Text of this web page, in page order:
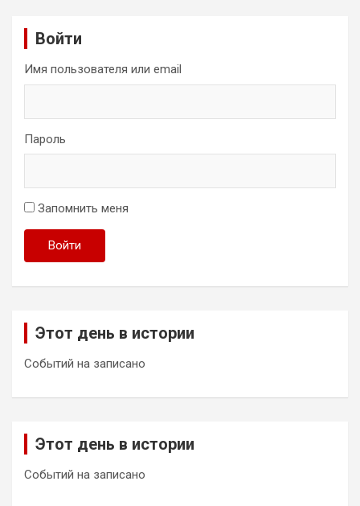
Войти
Имя пользователя или email
Пароль
Запомнить меня
Войти
Этот день в истории
Событий на записано
Этот день в истории
Событий на записано